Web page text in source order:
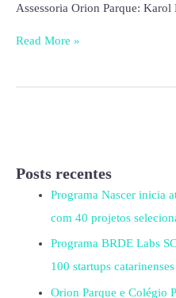
Assessoria Orion Parque:
Read More »
Posts recentes
Programa Nascer inicia
com 40 projetos
Programa BRDE Labs
100 startups
Orion Parque e Colégio